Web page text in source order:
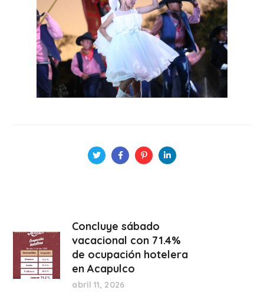
Concluye sábado
vacacional con 71.4%
de ocupación hotelera
en Acapulco
abril 11, 2026